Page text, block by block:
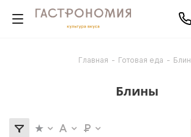
Главная - Готовая еда -
Блины